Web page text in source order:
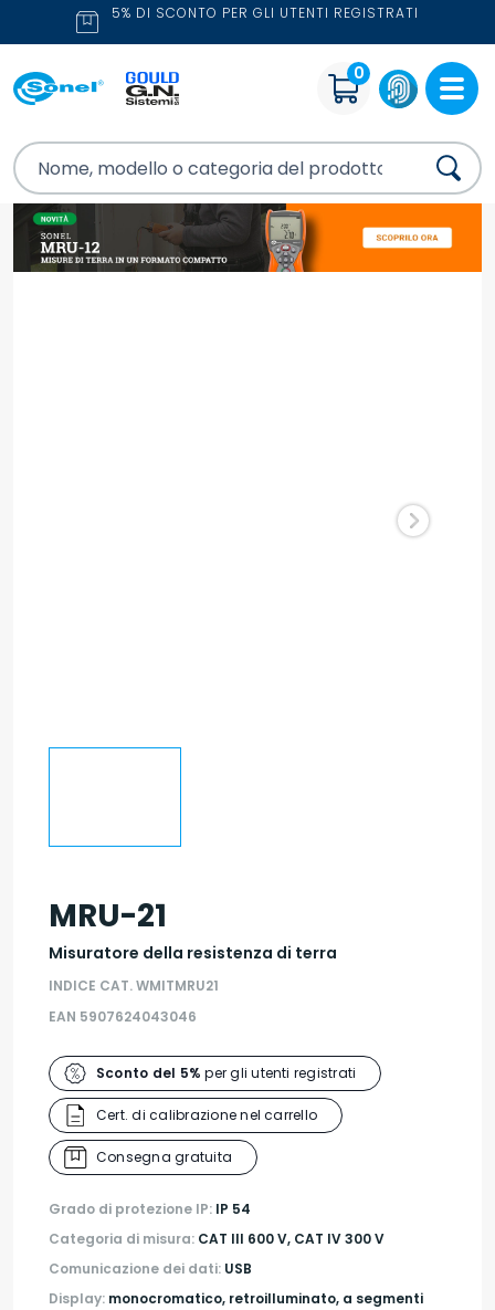
5% DI SCONTO PER GLI UTENTI REGISTRATI
0
MRU-21
Misuratore della resistenza di terra
INDICE CAT. WMITMRU21
EAN 5907624043046
Sconto del 5% per gli utenti registrati
Cert. di calibrazione nel carrello
Consegna gratuita
Grado di protezione IP: IP 54
Categoria di misura: CAT III 600 V, CAT IV 300 V
Comunicazione dei dati: USB
Display: monocromatico, retroilluminato, a segmenti